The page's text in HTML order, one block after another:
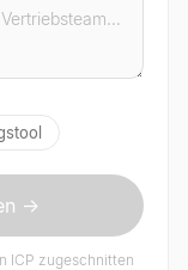
→
ICP zugeschnitten